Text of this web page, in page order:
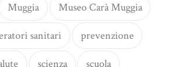
Muggia Museo Carà Muggia
sanitari prevenzione
scienza scuola